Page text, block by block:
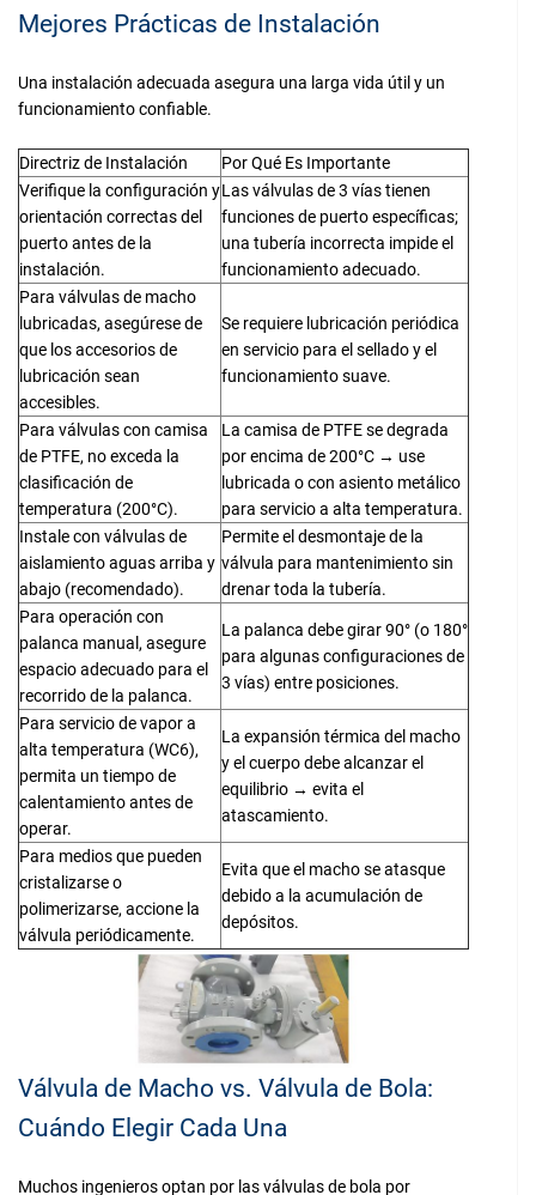
Mejores Prácticas de Instalación
Una instalación adecuada asegura una larga vida útil y un
funcionamiento confiable.
Directriz de Instalación
Por Qué Es Importante
Verifique la configuración y
orientación correctas del
puerto antes de la
instalación.
Las válvulas de 3 vías tienen
funciones de puerto específicas;
una tubería incorrecta impide el
funcionamiento adecuado.
Para válvulas de macho
lubricadas, asegúrese de
que los accesorios de
lubricación sean
accesibles.
Se requiere lubricación periódica
en servicio para el sellado y el
funcionamiento suave.
Para válvulas con camisa
de PTFE, no exceda la
clasificación de
temperatura (200°C).
La camisa de PTFE se degrada
por encima de 200°C → use
lubricada o con asiento metálico
para servicio a alta temperatura.
Instale con válvulas de
aislamiento aguas arriba y
abajo (recomendado).
Permite el desmontaje de la
válvula para mantenimiento sin
drenar toda la tubería.
Para operación con
palanca manual, asegure
espacio adecuado para el
recorrido de la palanca.
La palanca debe girar 90° (o 180°
para algunas configuraciones de
3 vías) entre posiciones.
Para servicio de vapor a
alta temperatura (WC6),
permita un tiempo de
calentamiento antes de
operar.
La expansión térmica del macho
y el cuerpo debe alcanzar el
equilibrio → evita el
atascamiento.
Para medios que pueden
cristalizarse o
polimerizarse, accione la
válvula periódicamente.
Evita que el macho se atasque
debido a la acumulación de
depósitos.
Válvula de Macho vs. Válvula de Bola:
Cuándo Elegir Cada Una
Muchos ingenieros optan por las válvulas de bola por